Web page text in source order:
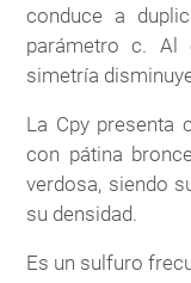
conduce a
parámetro c. Al
simetría
La Cpy presenta
con pátina
verdosa, siendo
su densidad.
Es un sulfuro